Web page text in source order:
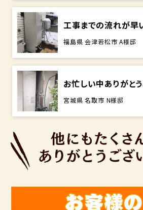
工事までの流れが早
福島県 会津若松市 A様邸
お忙しい中ありがと
宮城県 名取市 N様邸